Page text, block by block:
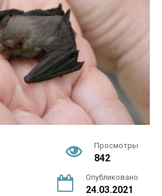
Просмотры
842
Опубликовано
24.03.2021